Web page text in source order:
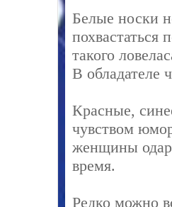
Белые носки
такого
В обладателе
Красные,
чувством
женщины
время.
Редко можно